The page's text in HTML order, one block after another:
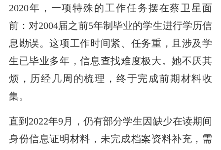
2020年，一项特殊的工作任务摆在蔡卫星面
前：对2004届之前5年制毕业的学生进行学历信
息勘误。这项工作时间紧、任务重，且涉及学
生已毕业多年，信息查找难度极大。她不厌其
烦，历经几周的梳理，终于完成前期材料收
集。
直到2022年9月，仍有部分学生因缺少在读期间
身份信息证明材料，未完成档案资料补充，需